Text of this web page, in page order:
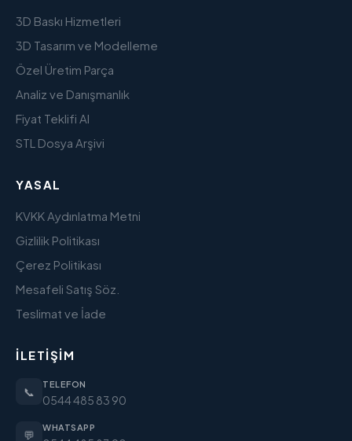
3D Baskı Hizmetleri
3D Tasarım ve Modelleme
Özel Üretim Parça
Analiz ve Danışmanlık
Fiyat Teklifi Al
STL Dosya Arşivi
YASAL
KVKK Aydınlatma Metni
Gizlilik Politikası
Çerez Politikası
Mesafeli Satış Söz.
Teslimat ve İade
İLETIŞIM
📞
TELEFON
0544 485 83 90
💬
WHATSAPP